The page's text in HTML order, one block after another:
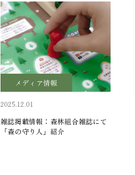
メディア情報
2025.12.01
雑誌掲載情報：森林組合雑誌にて
「森の守り人」紹介